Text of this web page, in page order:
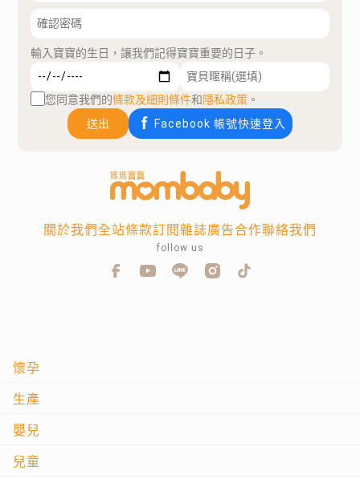
輸入寶寶的生日，讓我們記得寶寶重要的日子。
您同意我們的條款及細則條件和隱私政策 。
送出
Facebook 帳號快速登入
懷孕
生產
嬰兒
兒童
關於我們全站條款訂閱雜誌廣告合作聯絡我們
follow us